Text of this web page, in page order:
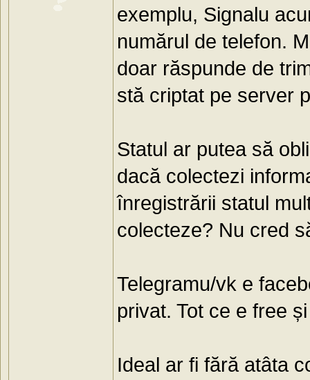
exemplu, Signalu
numărul de telefon.
doar răspunde de
stă criptat pe server
Statul ar putea să
dacă colectezi
înregistrării statul
colecteze? Nu cred
Telegramu/vk e
privat. Tot ce e free
Ideal ar fi fără atâta